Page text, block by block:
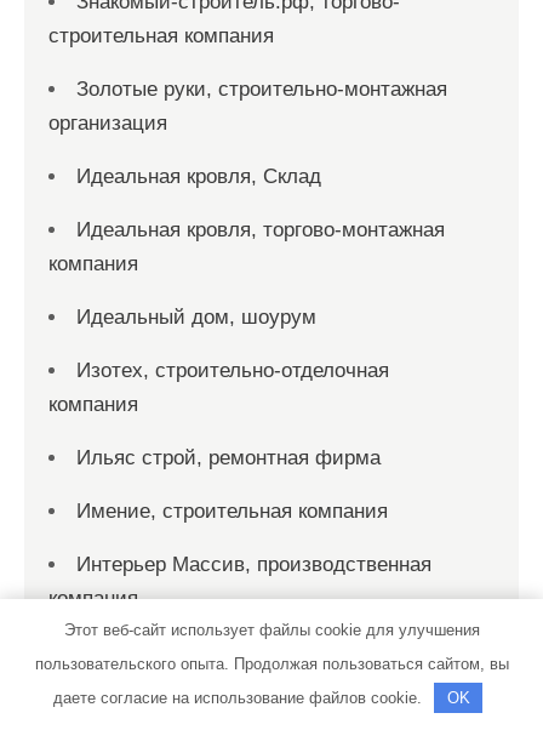
строительная компания
Золотые руки, строительно-монтажная
организация
Идеальная кровля, Склад
Идеальная кровля, торгово-монтажная
компания
Идеальный дом, шоурум
Изотех, строительно-отделочная
компания
Ильяс строй, ремонтная фирма
Имение, строительная компания
Интерьер Массив, производственная
компания
Интех, строительно-монтажная компания
ИстокСпец, строительно-монтажная
Этот веб-сайт использует файлы cookie для улучшения
пользовательского опыта. Продолжая пользоваться сайтом, вы
даете согласие на использование файлов cookie.
OK